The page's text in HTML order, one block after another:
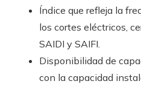
Índice que refleja la
los cortes eléctricos,
SAIDI y SAIFI.
Disponibilidad de
con la capacidad